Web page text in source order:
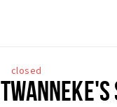
closed
TWANNEKE'S